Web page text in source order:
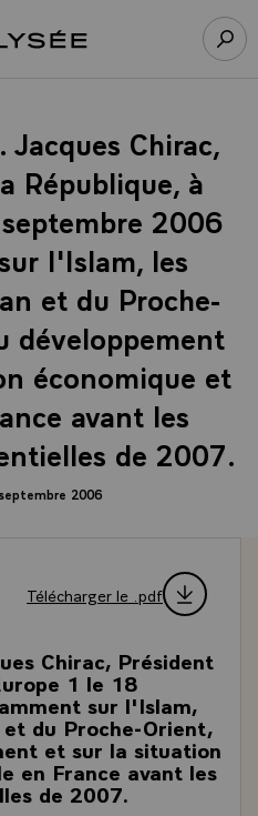
Retour à l’accueil Élysée
Chirac,
République, à
2006
l'Islam, les
et du Proche-
développement
économique et
avant les
de 2007.
2006
Télécharger le .pdf
Chirac, Président
1 le 18
sur l'Islam,
et du Proche-Orient,
et sur la situation
en France avant les
de 2007.